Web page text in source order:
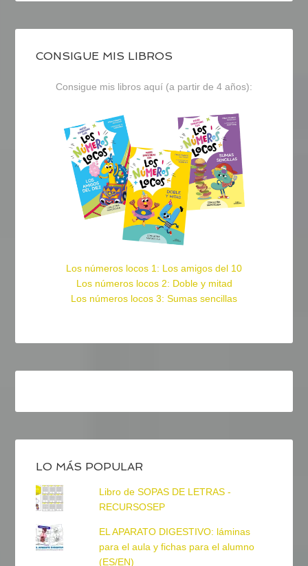
CONSIGUE MIS LIBROS
Consigue mis libros aquí (a partir de 4 años):
Los números locos 1: Los amigos del 10
Los números locos 2: Doble y mitad
Los números locos 3: Sumas sencillas
LO MÁS POPULAR
Libro de SOPAS DE LETRAS -
RECURSOSEP
EL APARATO DIGESTIVO: láminas
para el aula y fichas para el alumno
(ES/EN)